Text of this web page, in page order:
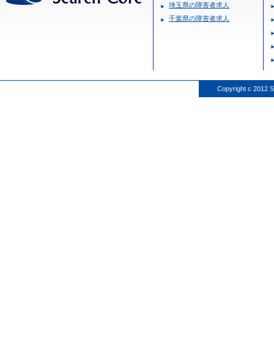
埼玉県の障害者求人
千葉県の障害者求人
Copyright c 2012